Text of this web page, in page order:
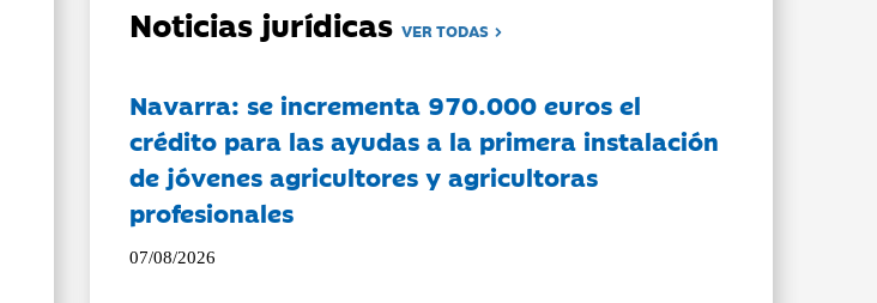
Noticias jurídicasVER TODAS
Navarra: se incrementa 970.000 euros el
crédito para las ayudas a la primera instalación
de jóvenes agricultores y agricultoras
profesionales
07/08/2026